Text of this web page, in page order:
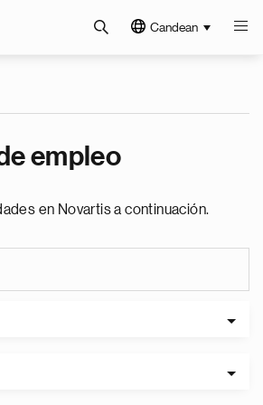
Candean
empleo
en Novartis a continuación.